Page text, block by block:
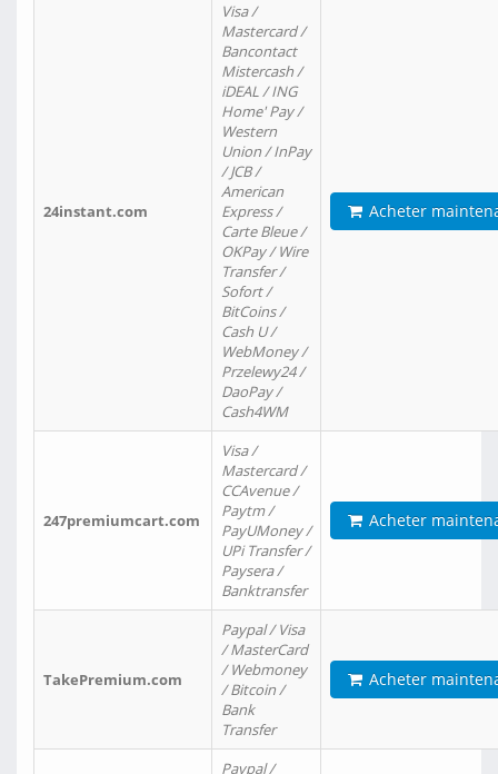
24instant.com
Visa /
Mastercard /
Bancontact
Mistercash /
iDEAL / ING
Home' Pay /
Western
Union / InPay
/ JCB /
American
Express /
Carte Bleue /
OKPay / Wire
Transfer /
Sofort /
BitCoins /
Cash U /
WebMoney /
Przelewy24 /
DaoPay /
Cash4WM
Acheter
247premiumcart.com
Visa /
Mastercard /
CCAvenue /
Paytm /
PayUMoney /
UPi Transfer /
Paysera /
Banktransfer
Acheter
TakePremium.com
Paypal / Visa
/ MasterCard
/ Webmoney
/ Bitcoin /
Bank
Transfer
Acheter
Paypal /